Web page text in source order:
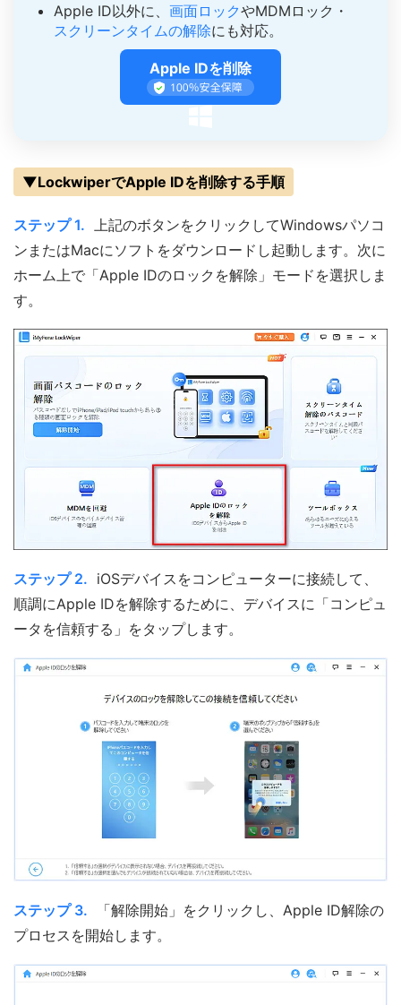
Apple ID以外に、 画面ロックやMDMロック・
スクリーンタイムの解除にも対応。
Apple IDを削除
▼LockwiperでApple IDを削除する手順
ステップ 1.
上記のボタンをクリックしてWindowsパソコ
ンまたはMacにソフトをダウンロードし起動します。次に
ホーム上で「Apple IDのロックを解除」モードを選択しま
す。
ステップ 2. iOSデバイスをコンピューターに接続して、
順調にApple IDを解除するために、デバイスに「コンピュ
ータを信頼する」をタップします。
ステップ 3.
「解除開始」をクリックし、Apple ID解除の
プロセスを開始します。